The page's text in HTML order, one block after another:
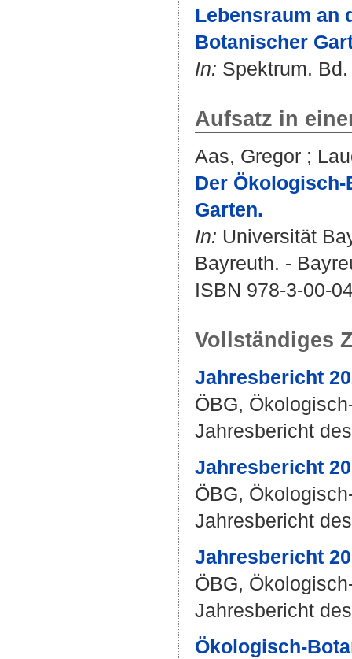
Lebensraum an
Botanischer
In: Spektrum.
Aufsatz in
Aas, Gregor ;
Der
Garten.
In: Universität
Bayreuth. -
ISBN 978-3-00-
Vollständiges
Jahresbericht
ÖBG,
Jahresbericht
Jahresbericht
ÖBG,
Jahresbericht
Jahresbericht
ÖBG,
Jahresbericht
Ökologisch-